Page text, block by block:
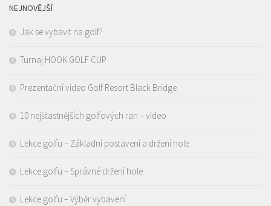
NEJNOVĚJŠÍ
Jak se vybavit na golf?
Turnaj HOOK GOLF CUP
Prezentační video Golf Resort Black Bridge
10 nejšťastnějších golfových ran – video
Lekce golfu – Základní postavení a držení hole
Lekce golfu – Správné držení hole
Lekce golfu – Výběr vybavení